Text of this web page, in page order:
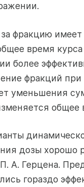
фракцию
время
более
фракций
уменьшения
общее
дозы хорошо
А. Герцена.
гораздо